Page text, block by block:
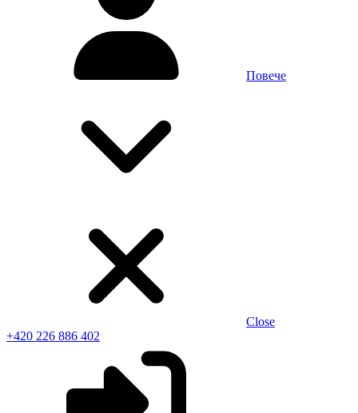
Повече
Close
+420 226 886 402